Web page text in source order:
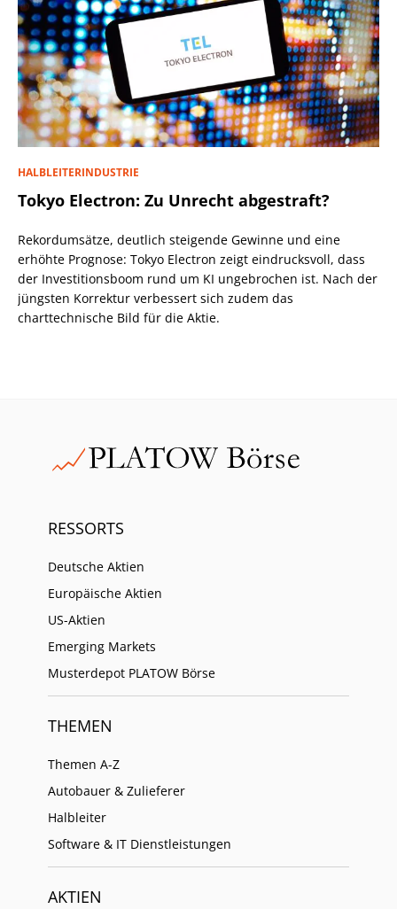
HALBLEITERINDUSTRIE
Tokyo Electron: Zu Unrecht abgestraft?
Rekordumsätze, deutlich steigende Gewinne und eine
erhöhte Prognose: Tokyo Electron zeigt eindrucksvoll, dass
der Investitionsboom rund um KI ungebrochen ist. Nach der
jüngsten Korrektur verbessert sich zudem das
charttechnische Bild für die Aktie.
RESSORTS
Deutsche Aktien
Europäische Aktien
US-Aktien
Emerging Markets
Musterdepot PLATOW Börse
THEMEN
Themen A-Z
Autobauer & Zulieferer
Halbleiter
Software & IT Dienstleistungen
AKTIEN